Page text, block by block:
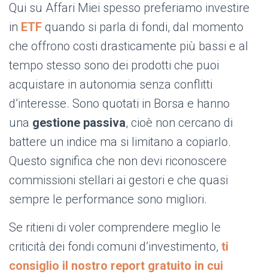
Qui su Affari Miei spesso preferiamo investire
in ETF quando si parla di fondi, dal momento
che offrono costi drasticamente più bassi e al
tempo stesso sono dei prodotti che puoi
acquistare in autonomia senza conflitti
d’interesse. Sono quotati in Borsa e hanno
una gestione passiva, cioè non cercano di
battere un indice ma si limitano a copiarlo.
Questo significa che non devi riconoscere
commissioni stellari ai gestori e che quasi
sempre le performance sono migliori.
Se ritieni di voler comprendere meglio le
criticità dei fondi comuni d’investimento, ti
consiglio il nostro report gratuito in cui